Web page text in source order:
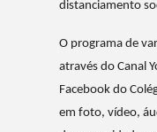
distanciamento
O programa de
através do Canal
Facebook do
em foto, vídeo,